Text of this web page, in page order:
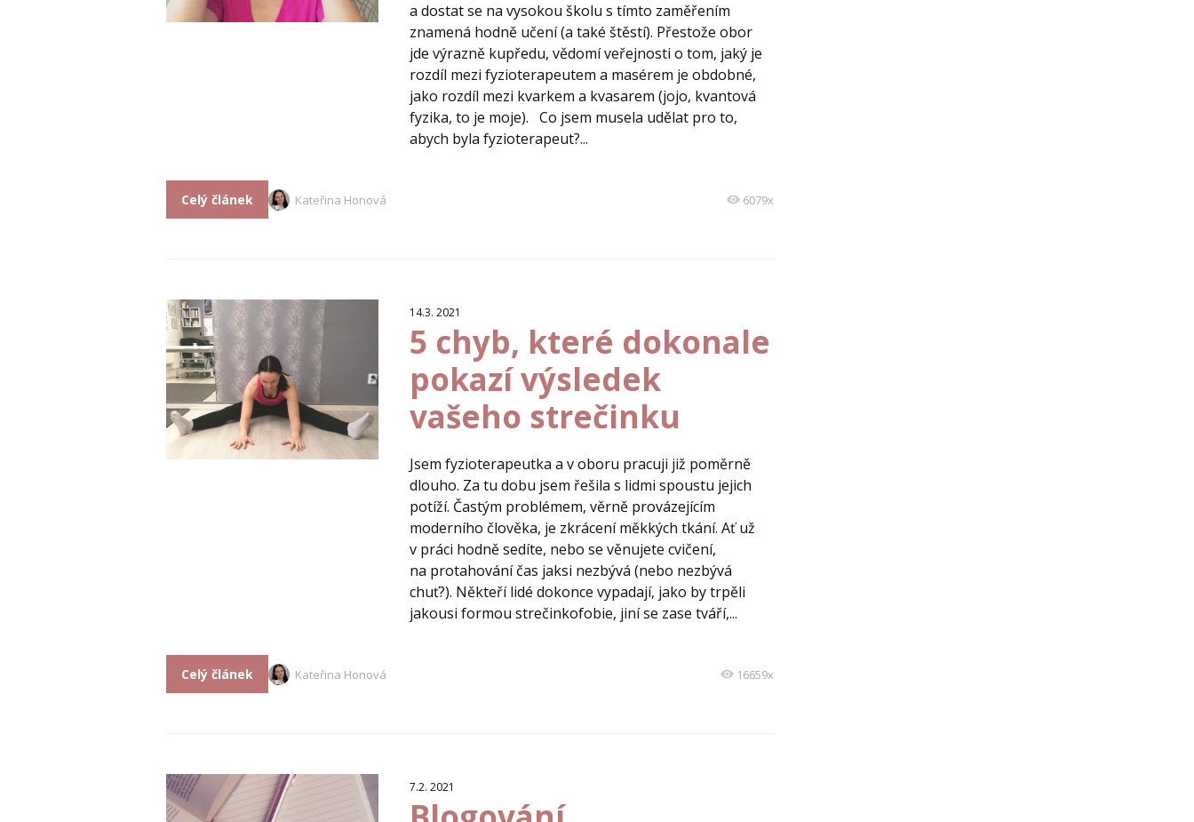
a dostat se na vysokou školu s tímto zaměřením
znamená hodně učení (a také štěstí). Přestože obor
jde výrazně kupředu, vědomí veřejnosti o tom, jaký je
rozdíl mezi fyzioterapeutem a masérem je obdobné,
jako rozdíl mezi kvarkem a kvasarem (jojo, kvantová
fyzika, to je moje). Co jsem musela udělat pro to,
abych byla fyzioterapeut?...
Celý článek Kateřina Honová 6079x
14.3. 2021
5 chyb, které dokonale
pokazí výsledek
vašeho strečinku
Jsem fyzioterapeutka a v oboru pracuji již poměrně
dlouho. Za tu dobu jsem řešila s lidmi spoustu jejich
potíží. Častým problémem, věrně provázejícím
moderního člověka, je zkrácení měkkých tkání. Ať už
v práci hodně sedíte, nebo se věnujete cvičení,
na protahování čas jaksi nezbývá (nebo nezbývá
chuť?). Někteří lidé dokonce vypadají, jako by trpěli
jakousi formou strečinkofobie, jiní se zase tváří,...
Celý článek Kateřina Honová 16659x
7.2. 2021